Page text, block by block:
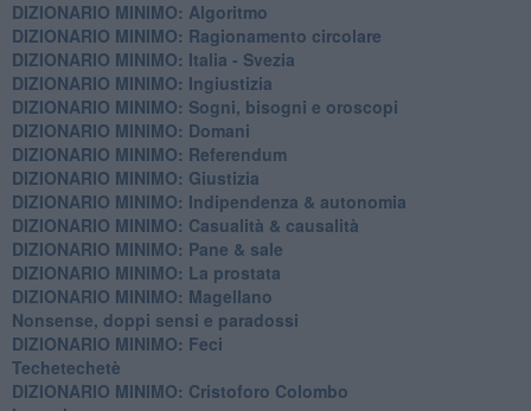
DIZIONARIO MINIMO: Algoritmo
DIZIONARIO MINIMO: Ragionamento circolare
DIZIONARIO MINIMO: Italia - Svezia
DIZIONARIO MINIMO: ​Ingiustizia
DIZIONARIO MINIMO: ​Sogni, bisogni e oroscopi
DIZIONARIO MINIMO: Domani
DIZIONARIO MINIMO: Referendum
DIZIONARIO MINIMO: Giustizia
DIZIONARIO MINIMO: ​Indipendenza & autonomia
DIZIONARIO MINIMO: ​Casualità & causalità
​DIZIONARIO MINIMO: Pane & sale
DIZIONARIO MINIMO: La prostata
​DIZIONARIO MINIMO: Magellano
Nonsense, doppi sensi e paradossi
DIZIONARIO MINIMO: Feci
Techetechetè
DIZIONARIO MINIMO: Cristoforo Colombo